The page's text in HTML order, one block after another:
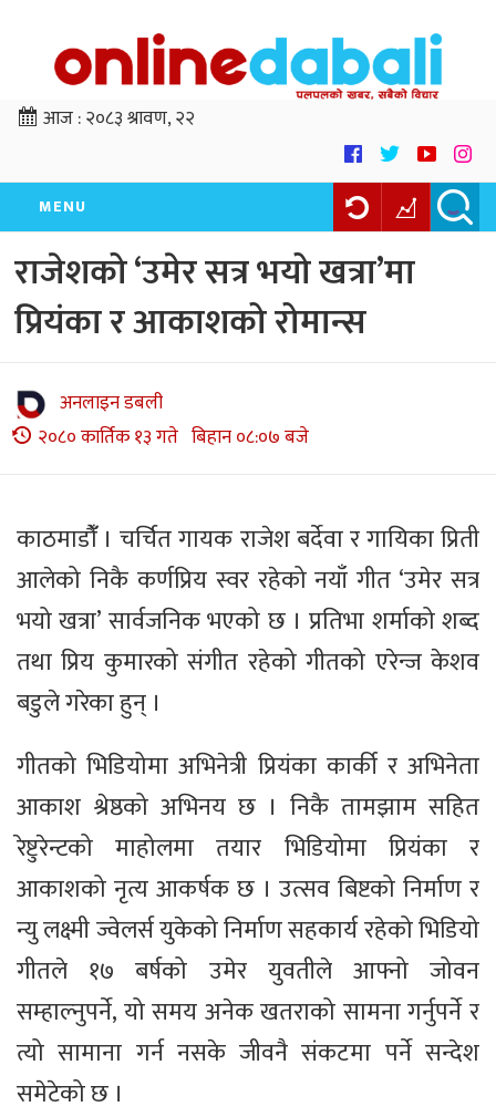
आज :२०८३ श्रावण, २२
MENU
राजेशको ‘उमेर सत्र भयो खत्रा’मा
प्रियंका र आकाशको रोमान्स
अनलाइन डबली
२०८० कार्तिक १३ गते बिहान ०८:०७ बजे
काठमाडौंँ । चर्चित गायक राजेश बर्देवा र गायिका प्रिती
आलेको निकै कर्णप्रिय स्वर रहेको नयाँ गीत ‘उमेर सत्र
भयो खत्रा’ सार्वजनिक भएको छ । प्रतिभा शर्माको शब्द
तथा प्रिय कुमारको संगीत रहेको गीतको एरेन्ज केशव
बडुले गरेका हुन् ।
गीतको भिडियोमा अभिनेत्री प्रियंका कार्की र अभिनेता
आकाश श्रेष्ठको अभिनय छ । निकै तामझाम सहित
रेष्टुरेन्टको माहोलमा तयार भिडियोमा प्रियंका र
आकाशको नृत्य आकर्षक छ । उत्सव बिष्टको निर्माण र
न्यु लक्ष्मी ज्वेलर्स युकेको निर्माण सहकार्य रहेको भिडियो
गीतले १७ बर्षको उमेर युवतीले आफ्नो जोवन
सम्हाल्नुपर्ने, यो समय अनेक खतराको सामना गर्नुपर्ने र
त्यो सामाना गर्न नसके जीवनै संकटमा पर्ने सन्देश
समेटेको छ ।